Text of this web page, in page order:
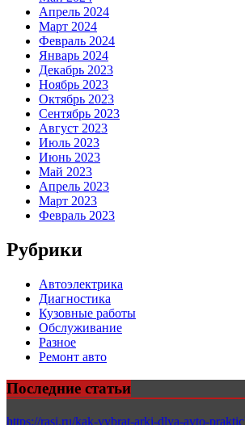
Апрель 2024
Март 2024
Февраль 2024
Январь 2024
Декабрь 2023
Ноябрь 2023
Октябрь 2023
Сентябрь 2023
Август 2023
Июль 2023
Июнь 2023
Май 2023
Апрель 2023
Март 2023
Февраль 2023
Рубрики
Автоэлектрика
Диагностика
Кузовные работы
Обслуживание
Разное
Ремонт авто
Последние статьи
https://rasi.ru/kak-vybrat-arki-dlya-avto-